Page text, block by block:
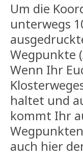
Um die
unterwegs
Wegpunkte
Wenn Ihr
haltet und
kommt Ihr
Wegpunkten
auch hier